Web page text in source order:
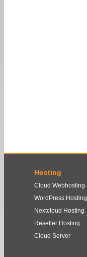
Hosting
Cloud Webhosting
WordPress Hosting
Nextcloud Hosting
Reseller Hosting
Cloud Server